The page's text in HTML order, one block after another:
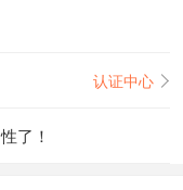
认证中心
了！